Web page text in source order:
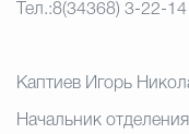
Тел.:8(34368) 3-22-14
Каптиев Игорь
Начальник